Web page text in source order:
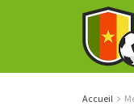
Accueil